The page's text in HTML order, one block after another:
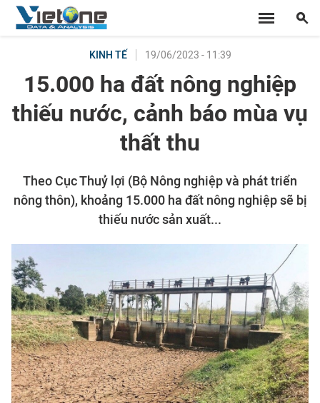
KINH TẾ 19/06/2023 - 11:39
15.000 ha đất nông nghiệp
thiếu nước, cảnh báo mùa vụ
thất thu
Theo Cục Thuỷ lợi (Bộ Nông nghiệp và phát triển
nông thôn), khoảng 15.000 ha đất nông nghiệp sẽ bị
thiếu nước sản xuất...